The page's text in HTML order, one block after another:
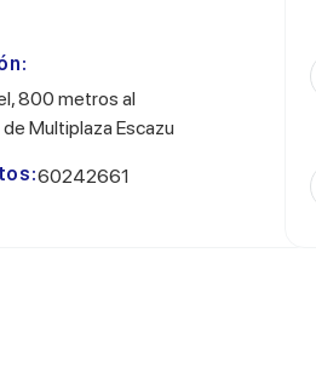
800 metros al
Multiplaza Escazu
60242661